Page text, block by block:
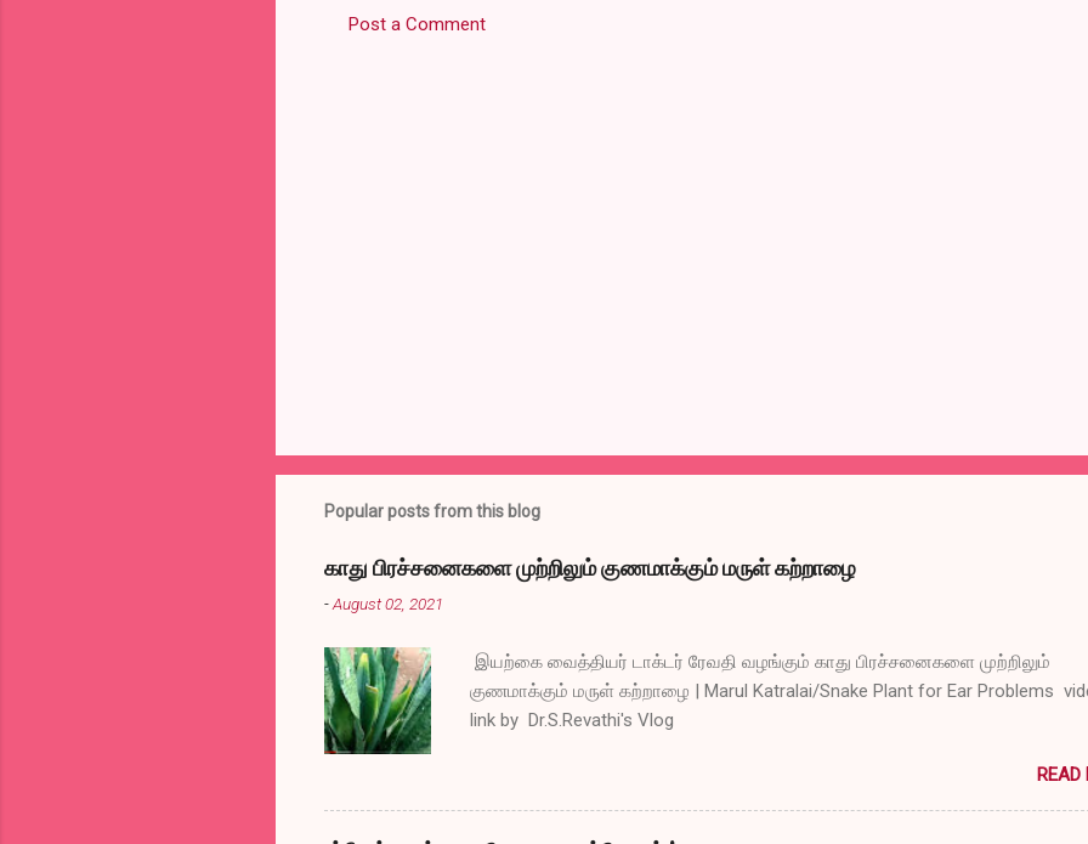
Post a Comment
Popular posts from this blog
காது பிரச்சனைகளை முற்றிலும் குணமாக்கும் மருள் கற்றாழை
-August 02, 2021
இயற்கை வைத்தியர் டாக்டர் ரேவதி வழங்கும் காது பிரச்சனைகளை முற்றிலும்
குணமாக்கும் மருள் கற்றாழை | Marul Katralai/Snake Plant for Ear Problems
link by Dr.S.Revathi's Vlog
READ